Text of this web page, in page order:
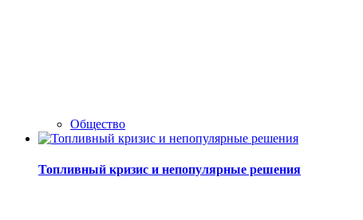
Общество
Топливный кризис и непопулярные решения